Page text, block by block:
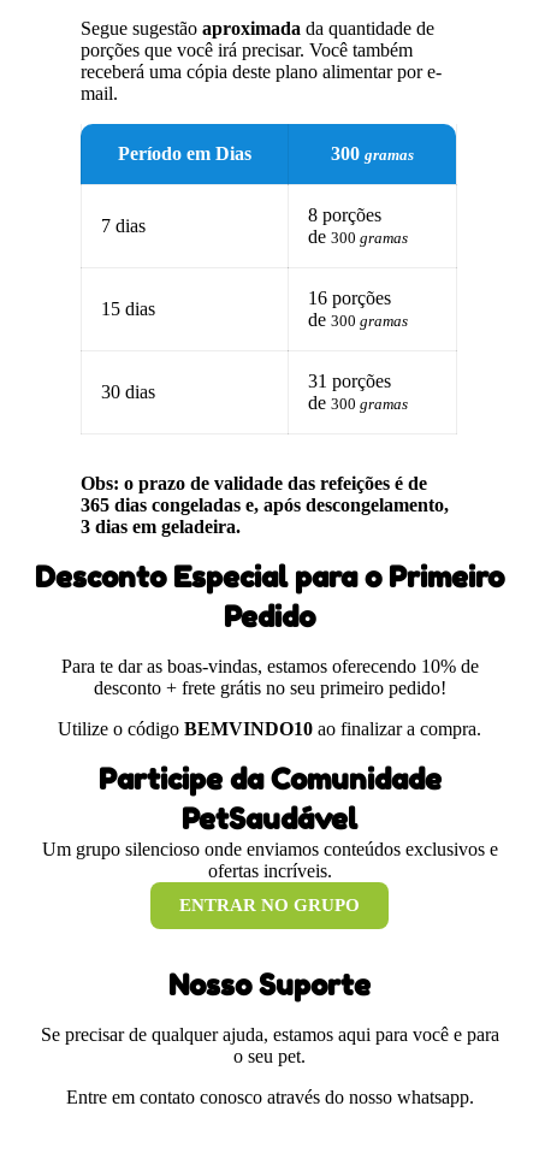
Segue sugestãoaproximada da quantidade de
porções que você irá precisar. Você também
receberá uma cópia deste plano alimentar por e-
mail.
Período em Dias 300gramas
7 dias
8 porções
de300gramas
15 dias
16 porções
de300gramas
30 dias
31 porções
de300gramas
Obs: o prazo de validade das refeições é de
365 dias congeladas e, após descongelamento,
3 dias em geladeira.
Desconto Especial para o Primeiro
Pedido
Para te dar as boas-vindas, estamos oferecendo 10% de
desconto + frete grátis no seu primeiro pedido!
Utilize o código BEMVINDO10 ao finalizar a compra.
Participe da Comunidade
PetSaudável
Um grupo silencioso onde enviamos conteúdos exclusivos e
ofertas incríveis.
ENTRAR NO GRUPO
Nosso Suporte
Se precisar de qualquer ajuda, estamos aqui para você e para
o seu pet.
Entre em contato conosco através do nosso whatsapp.